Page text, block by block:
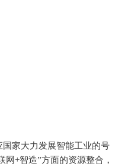
家大力发展智能工业的号
网+智造”方面的资源整合，